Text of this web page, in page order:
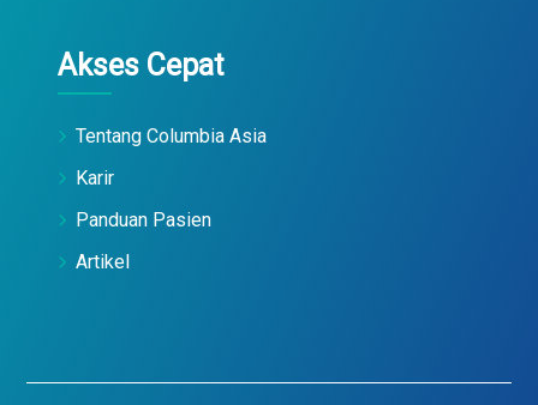
Akses Cepat
Tentang Columbia Asia
Karir
Panduan Pasien
Artikel